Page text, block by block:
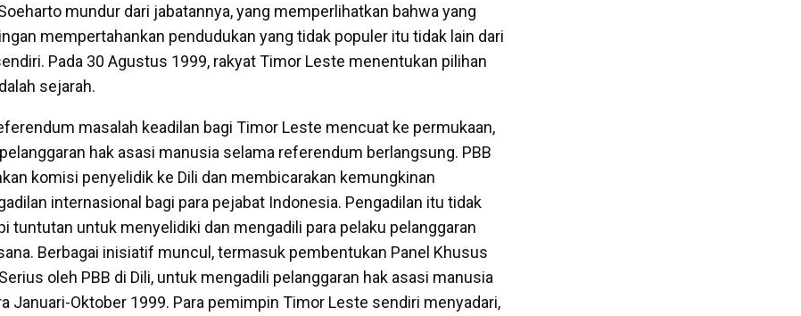
mundur dari jabatannya, yang memperlihatkan bahwa yang
mempertahankan pendudukan yang tidak populer itu tidak lain dari
Pada 30 Agustus 1999, rakyat Timor Leste menentukan pilihan
sejarah.
masalah keadilan bagi Timor Leste mencuat ke permukaan,
hak asasi manusia selama referendum berlangsung. PBB
komisi penyelidik ke Dili dan membicarakan kemungkinan
internasional bagi para pejabat Indonesia. Pengadilan itu tidak
tuntutan untuk menyelidiki dan mengadili para pelaku pelanggaran
Berbagai inisiatif muncul, termasuk pembentukan Panel Khusus
oleh PBB di Dili, untuk mengadili pelanggaran hak asasi manusia
Januari-Oktober 1999. Para pemimpin Timor Leste sendiri menyadari,